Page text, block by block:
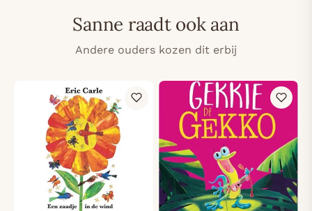
Sanne raadt ook aan
Andere ouders kozen dit erbij